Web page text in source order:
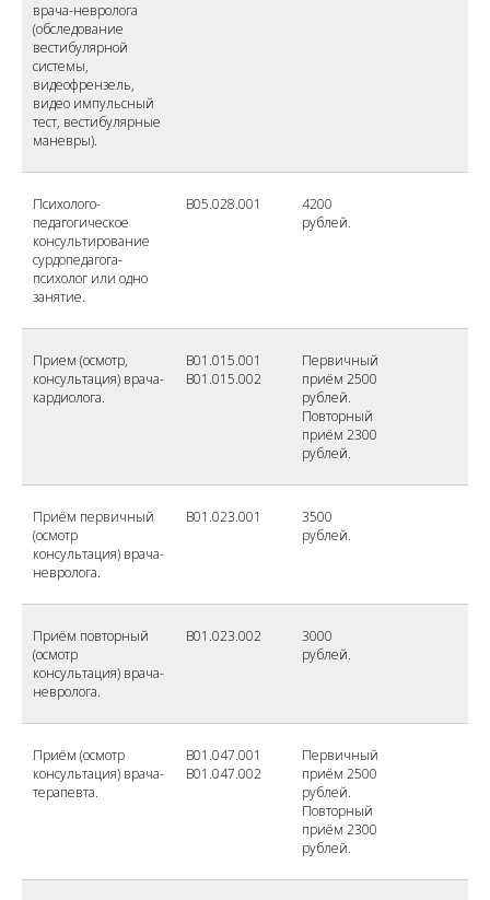
врача-невролога
(обследование
вестибулярной
системы,
видеофрензель,
видео импульсный
тест, вестибулярные
маневры).
Психолого-
педагогическое
консультирование
сурдопедагога-
психолог или одно
занятие.
В05.028.001
4200
рублей.
Прием (осмотр,
консультация) врача-
кардиолога.
B01.015.001
B01.015.002
Первичный
приём 2500
рублей.
Повторный
приём 2300
рублей.
Приём первичный
(осмотр
консультация) врача-
невролога.
B01.023.001
3500
рублей.
Приём повторный
(осмотр
консультация) врача-
невролога.
B01.023.002
3000
рублей.
Приём (осмотр
консультация) врача-
терапевта.
B01.047.001
B01.047.002
Первичный
приём 2500
рублей.
Повторный
приём 2300
рублей.